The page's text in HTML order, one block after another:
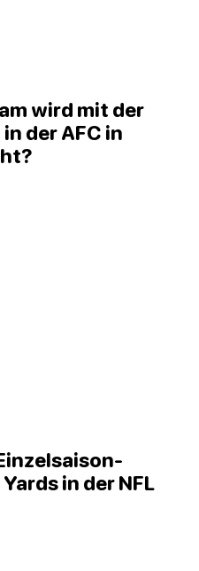
wird mit der
der AFC in
in der NFL